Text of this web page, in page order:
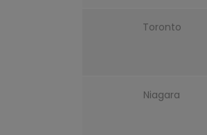
Toronto
Niagara